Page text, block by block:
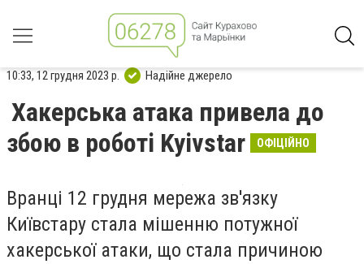
10:33, 12 грудня 2023 р. Надійне джерело
Хакерська атака привела до
збою в роботі Kyivstar
ОФІЦІЙНО
Вранці 12 грудня мережа зв'язку
Київстару стала мішенню потужної
хакерської атаки, що стала причиною